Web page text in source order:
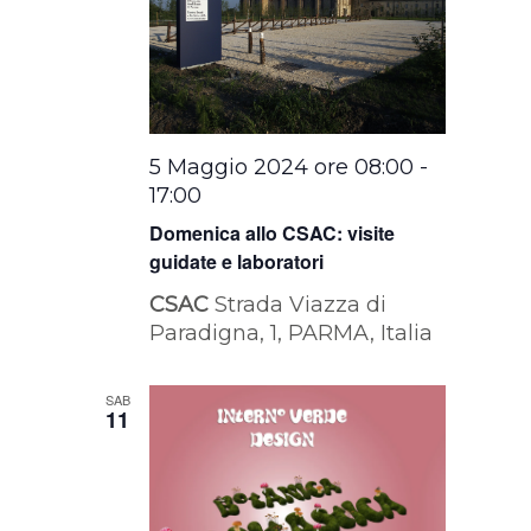
Domenica allo CSAC: visite
guidate e laboratori
5 Maggio 2024 ore 08:00 -
17:00
CSACStrada Viazza di
Paradigna, 1, PARMA, Italia
SAB
11